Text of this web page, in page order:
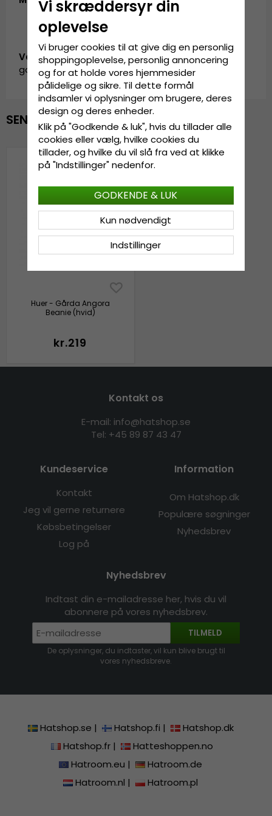
Vare-ID:
garda.KH0620204.10.angora.beanie.white
SENAST VISTE
Huer - Gårda Angora
Beanie (hvid)
kr.219
Kontakt os
E-mail: info@hatshop.se
Tel: +45 89 87 43 47
Kundeservice
Kontakt
Jeg vil gerne returnere
Købsbetingelser
Log på
Information
Om Hatshop.dk
Populære søgninger
Nyhedsbrev
Nyhedsbrev
Indtast din e-mailadresse her, hvis du vil
abonnere på vores nyhedsbrev.
TILMELD
De oplysninger, du indtaster, vil kun blive brugt til
vores nyhedsbreve.
Hatshop.se | Hatshop.fi |
Hatshop.dk
Hatshop.fr|
Hatteshoppen.no
Hatroom.eu |
Hatroom.de
Hatroom.nl | Hatroom.pl
Vi skræddersyr din
oplevelse
Vi bruger cookies til at give dig en personlig
shoppingoplevelse, personlig annoncering
og for at holde vores hjemmesider
pålidelige og sikre. Til dette formål
indsamler vi oplysninger om brugere, deres
design og deres enheder.
Klik på "Godkende & luk", hvis du tillader alle
cookies eller vælg, hvilke cookies du
tillader, og hvilke du vil slå fra ved at klikke
på "Indstillinger" nedenfor.
Indstillinger
Kun nødvendigt
GODKENDE & LUK